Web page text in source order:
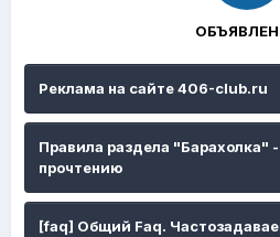
Реклама на сайте 406-club.ru
Правила раздела "Барахолка" -
прочтению
[faq] Общий Faq.